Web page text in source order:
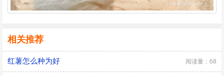
相关推荐
红薯怎么种为好 阅读量：68